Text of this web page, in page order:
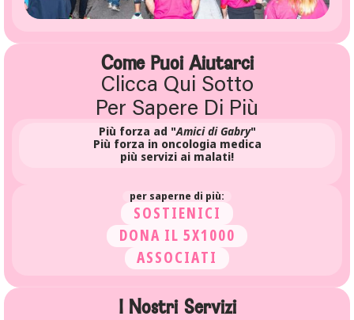
Come Puoi Aiutarci
Clicca Qui Sotto
Per Sapere Di Più
Più forza ad "Amici di Gabry"
Più forza in oncologia medica
più servizi ai malati!
per saperne di più:
SOSTIENICI
DONA IL 5X1000
ASSOCIATI
I Nostri Servizi